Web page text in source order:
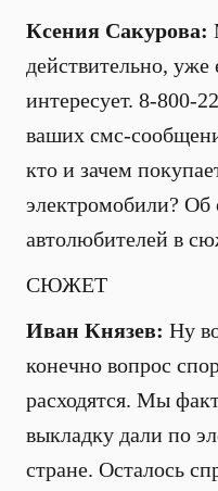
Ксения Сакурова:
действительно, уже
интересует. 8-800-
ваших смс-
кто и зачем
электромобили? Об
автолюбителей в
СЮЖЕТ
Иван Князев: Ну
конечно вопрос
расходятся. Мы
выкладку дали по
стране. Осталось